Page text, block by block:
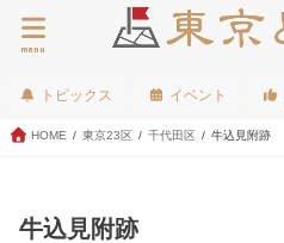
menu
トピックス イベント
HOME 東京23区 千代田区 牛込見附跡
牛込見附跡